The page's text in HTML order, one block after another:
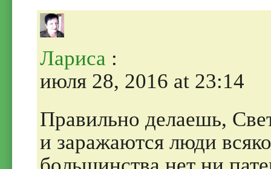
Лариса :
июля 28, 2016 at 23:14
Правильно делаешь,
и заражаются люди